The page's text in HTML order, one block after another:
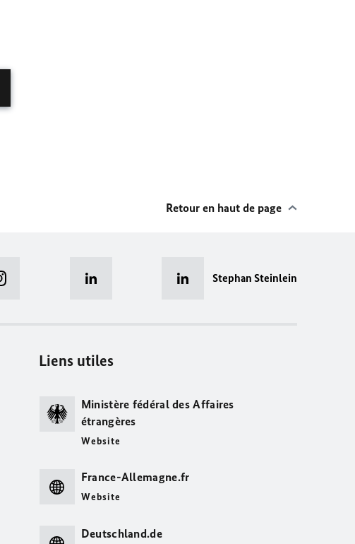
Retour en haut de page
Stephan Steinlein
Liens utiles
Ministère fédéral des Affaires
étrangères
Website
France-Allemagne.fr
Website
Deutschland.de